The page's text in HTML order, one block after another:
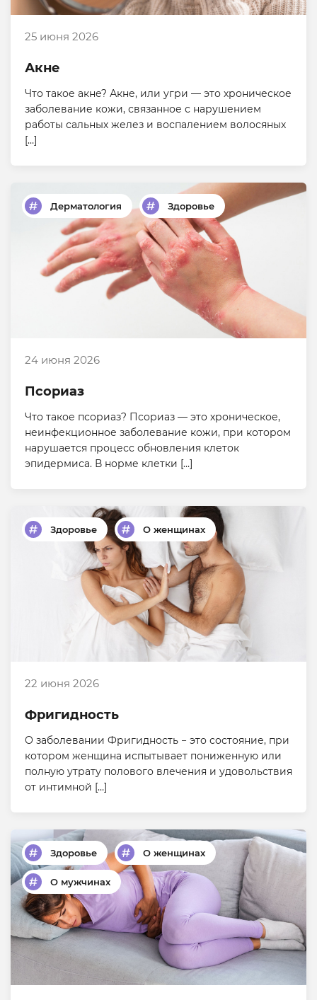
25 июня 2026
Акне
Что такое акне? Акне, или угри — это хроническое
заболевание кожи, связанное с нарушением
работы сальных желез и воспалением волосяных
[…]
Дерматология Здоровье
24 июня 2026
Псориаз
Что такое псориаз? Псориаз — это хроническое,
неинфекционное заболевание кожи, при котором
нарушается процесс обновления клеток
эпидермиса. В норме клетки […]
Здоровье О женщинах
22 июня 2026
Фригидность
О заболевании Фригидность − это состояние, при
котором женщина испытывает пониженную или
полную утрату полового влечения и удовольствия
от интимной […]
Здоровье О женщинах
О мужчинах